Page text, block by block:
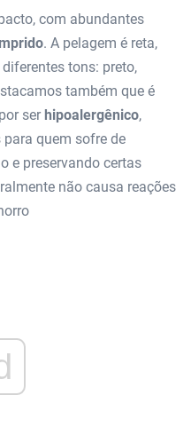
com abundantes
. A pelagem é reta,
tons: preto,
também que é
serhipoalergênico,
quem sofre de
e preservando certas
não causa reações